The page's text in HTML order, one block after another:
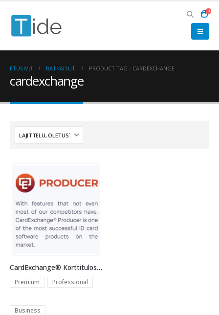
0
ETUSIVU RATKAISUT PRODUCT TAG - CARDEXCHANGE
cardexchange
CardExchange® Korttitulostinohjelma
Premium Professional
Business